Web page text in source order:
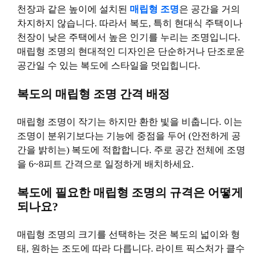
천장과 같은 높이에 설치된 매립형 조명은 공간을 거의
차지하지 않습니다. 따라서 복도, 특히 현대식 주택이나
천장이 낮은 주택에서 높은 인기를 누리는 조명입니다.
매립형 조명의 현대적인 디자인은 단순하거나 단조로운
공간일 수 있는 복도에 스타일을 덧입힙니다.
복도의 매립형 조명 간격 배정
매립형 조명이 작기는 하지만 환한 빛을 비춥니다. 이는
조명이 분위기보다는 기능에 중점을 두어 (안전하게 공
간을 밝히는) 복도에 적합합니다. 주로 공간 전체에 조명
을 6~8피트 간격으로 일정하게 배치하세요.
복도에 필요한 매립형 조명의 규격은 어떻게
되나요?
매립형 조명의 크기를 선택하는 것은 복도의 넓이와 형
태, 원하는 조도에 따라 다릅니다. 라이트 픽스처가 클수